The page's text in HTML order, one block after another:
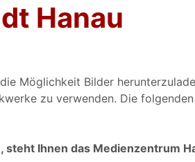
Hanau
Möglichkeit Bilder
zu verwenden. Die
Ihnen das Medienzentrum